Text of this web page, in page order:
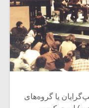
یا گروه‌های